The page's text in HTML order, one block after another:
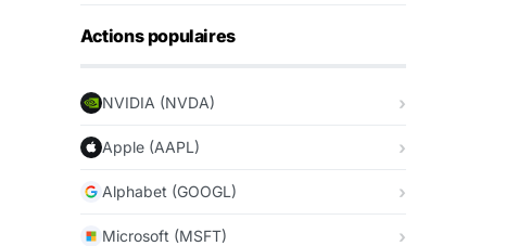
Actions populaires
NVIDIA (NVDA)
Apple (AAPL)
Alphabet (GOOGL)
Microsoft (MSFT)